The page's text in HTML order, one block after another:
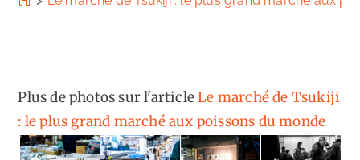
Plus de photos sur l'articleLe marché de Tsukiji
: le plus grand marché aux poissons du monde